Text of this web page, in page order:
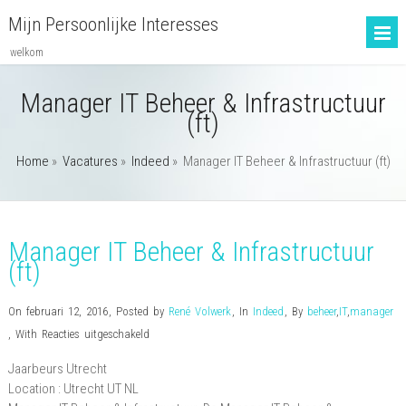
Mijn Persoonlijke Interesses
welkom
Manager IT Beheer & Infrastructuur
(ft)
Home » Vacatures » Indeed » Manager IT Beheer & Infrastructuur (ft)
Manager IT Beheer & Infrastructuur
(ft)
On februari 12, 2016, Posted by René Volwerk, In Indeed , By beheer,IT,manager
, With Reacties uitgeschakeldvoor
Beheer
Jaarbeurs Utrecht
Location : Utrecht UT NL